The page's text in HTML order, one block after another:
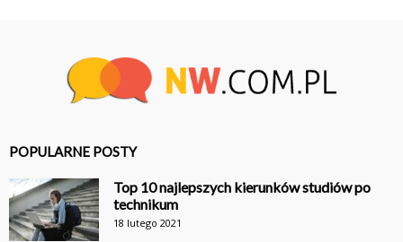
POPULARNE POSTY
Top 10 najlepszych kierunków studiów po
technikum
18 lutego 2021